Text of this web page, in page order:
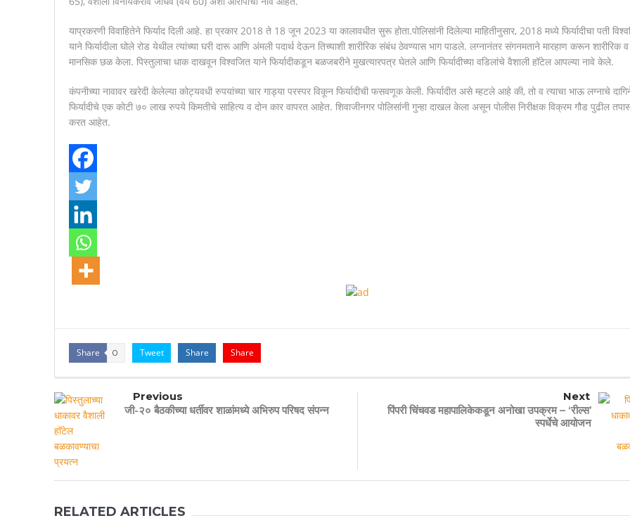
याप्रकरणी विवाहितेने फिर्याद दिली आहे. हा प्रकार 2018 ते 18 जून 2023 या कालावधीत सुरू होता.पोलिसांनी दिलेल्या माहितीनुसार, 2018 मध्ये फिर्यादीचा पती
याने फिर्यादीला घोले रोड येथील त्यांच्या घरी दारू आणि अंमली पदार्थ देऊन तिच्याशी शारीरिक संबंध ठेवण्यास भाग पाडले. लग्नानंतर संगनमताने मारहाण करून शारीरिक व
मानसिक छळ केला. पिस्तुलाचा धाक दाखवून विश्वजित याने फिर्यादीकडून बळजबरीने मुखत्यारपत्र घेतले आणि फिर्यादीच्या वडिलांचे वैशाली हॉटेल आपल्या नावे केले.
कंपनीच्या नावावर खरेदी केलेल्या कोट्यवधी रुपयांच्या चार गाड्या परस्पर विकून फिर्यादीची फसवणूक केली. फिर्यादीत असे म्हटले आहे की, तो व त्याचा भाऊ लग्नाचे
फिर्यादीचे एक कोटी ७० लाख रुपये किमतीचे साहित्य व दोन कार वापरत आहेत. शिवाजीनगर पोलिसांनी गुन्हा दाखल केला असून पोलीस निरीक्षक विक्रम गौड पुढील
करत आहेत.
Share 0 Tweet Share Share
Previous
जी-२० बैठकीच्या धर्तीवर शाळांमध्ये अभिरुप परिषद संपन्न
Next
पिंपरी चिंचवड महापालिकेकडून अनोखा उपक्रम – ‘रील्स’
स्पर्धेचे आयोजन
RELATED ARTICLES